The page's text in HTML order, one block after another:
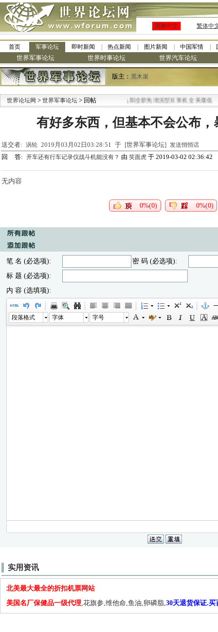
简体中文 繁体中
首页 军事论坛 即时新闻 热点新闻 图片新闻 中国军情
世界军事论坛 世界时事论坛 世界汽车论坛
版主： 黑木崖
世界论坛网 > 世界军事论坛 > 回帖 九阳全新免清洗型豆浆机 全美最低
有好多东西，但基本不会公布，
送交者: 涡轮 2019月03月02日03:28:51 于 [世界军事论坛] 发送悄悄话
回 答: 开车还有行车记录仪战斗机能没有？ 由 笑面虎 于 2019-03-02 02:36:42
无内容
0%(0) 0%(0)
笔 名 (必选项):
密 码 (必选项):
标 题 (必选项):
内 容 (选填项):
段落格式 字体 字号
实用资讯
北美最大最全的折扣机票网站
美国名厂保健品一级代理,花旗参,维他命,鱼油,卵磷脂,30天退货保证.买